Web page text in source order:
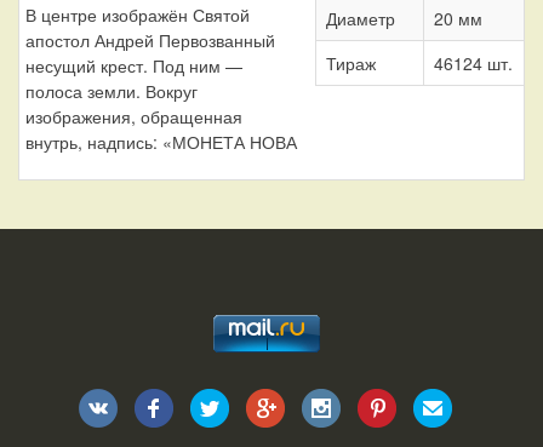
В центре изображён Святой
апостол Андрей Первозванный
несущий крест. Под ним —
полоса земли. Вокруг
изображения, обращенная
внутрь, надпись: «МОНЕТА НОВА
Диаметр
20 мм
Тираж
46124 шт.